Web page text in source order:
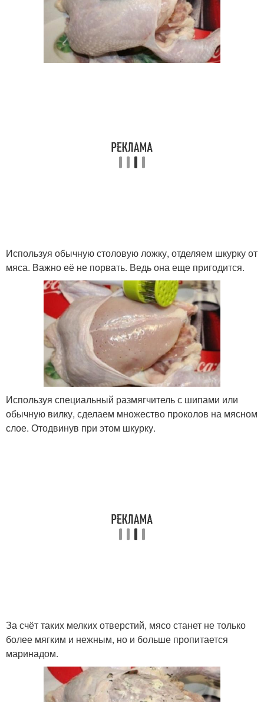
Используя обычную столовую ложку, отделяем шкурку от
мяса. Важно её не порвать. Ведь она еще пригодится.
Используя специальный размягчитель с шипами или
обычную вилку, сделаем множество проколов на мясном
слое. Отодвинув при этом шкурку.
За счёт таких мелких отверстий, мясо станет не только
более мягким и нежным, но и больше пропитается
маринадом.